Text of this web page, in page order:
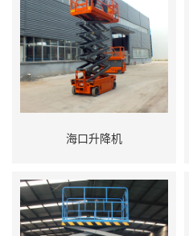
海口升降机